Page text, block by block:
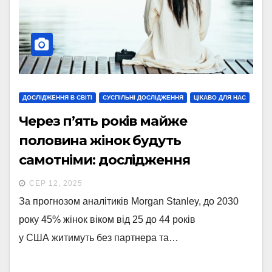
ДОСЛІДЖЕННЯ В СВІТІ СУСПІЛЬНІ ДОСЛІДЖЕННЯ ЦІКАВО ДЛЯ НАС
Через п’ять років майже
половина жінок будуть
самотніми: дослідження
СЕР 12, 2025
За прогнозом аналітиків Morgan Stanley, до 2030
року 45% жінок віком від 25 до 44 років
у США житимуть без партнера та…